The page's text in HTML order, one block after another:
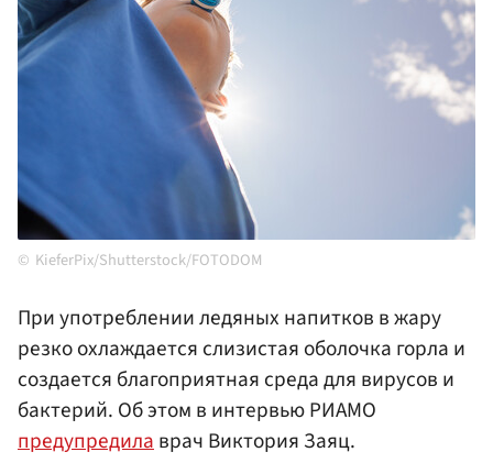
KieferPix/Shutterstock/FOTODOM
При употреблении ледяных напитков в жару
резко охлаждается слизистая оболочка горла и
создается благоприятная среда для вирусов и
бактерий. Об этом в интервью РИАМО
предупредилаврач Виктория Заяц.